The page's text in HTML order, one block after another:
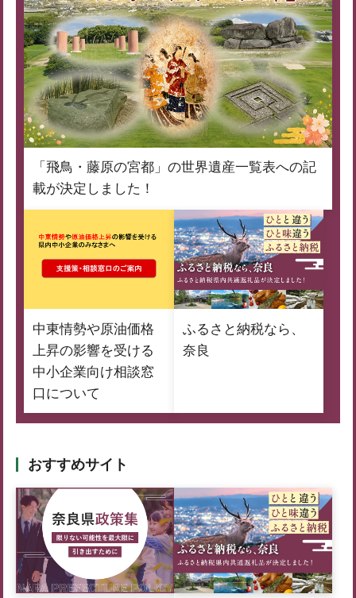
「飛鳥・藤原の宮都」の世界遺産一覧表への記
載が決定しました！
中東情勢や原油価格
上昇の影響を受ける
中小企業向け相談窓
口について
ふるさと納税なら、
奈良
おすすめサイト